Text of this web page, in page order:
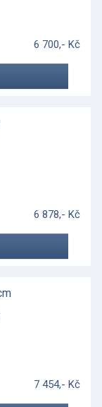
6 700,- Kč
6 878,- Kč
7 454,- Kč